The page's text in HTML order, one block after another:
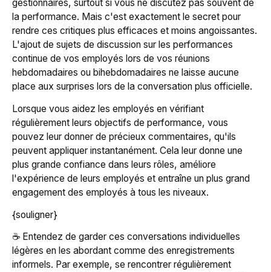
gestionnaires, surtout si vous ne discutez pas souvent de
la performance. Mais c'est exactement le secret pour
rendre ces critiques plus efficaces et moins angoissantes.
L'ajout de sujets de discussion sur les performances
continue de vos employés lors de vos réunions
hebdomadaires ou bihebdomadaires ne laisse aucune
place aux surprises lors de la conversation plus officielle.
Lorsque vous aidez les employés en vérifiant
régulièrement leurs objectifs de performance, vous
pouvez leur donner de précieux commentaires, qu'ils
peuvent appliquer instantanément. Cela leur donne une
plus grande confiance dans leurs rôles, améliore
l'expérience de leurs employés et entraîne un plus grand
engagement des employés à tous les niveaux.
{souligner}
☕️ Entendez de garder ces conversations individuelles
légères en les abordant comme des enregistrements
informels. Par exemple, se rencontrer régulièrement